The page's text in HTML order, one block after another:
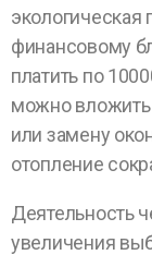
экологическая
финансовому
платить по
можно вложить
или замену
отопление
Деятельность
увеличения